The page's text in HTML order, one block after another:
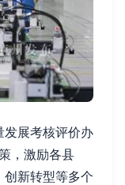
发展考核评价办
，激励各县
创新转型等多个